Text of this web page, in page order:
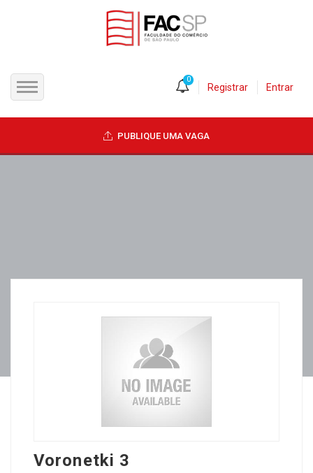
CANDIDATOS
0
Registrar Entrar
PUBLIQUE UMA VAGA
Voronetki 3